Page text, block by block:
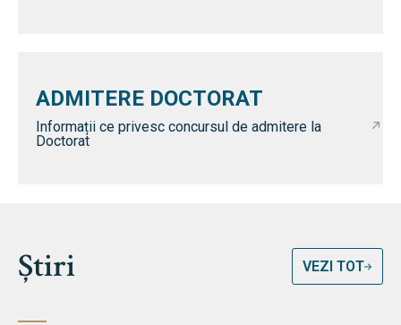
ADMITERE DOCTORAT
Informații ce privesc concursul de admitere la
Doctorat
Știri VEZI TOT